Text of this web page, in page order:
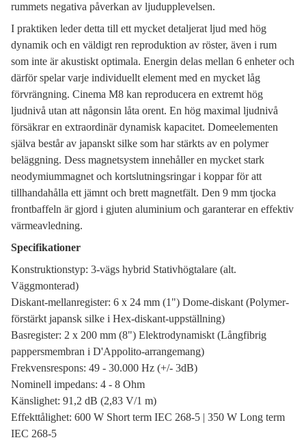
rummets negativa påverkan av ljudupplevelsen.
I praktiken leder detta till ett mycket detaljerat ljud med hög
dynamik och en väldigt ren reproduktion av röster, även i rum
som inte är akustiskt optimala. Energin delas mellan 6 enheter och
därför spelar varje individuellt element med en mycket låg
förvrängning. Cinema M8 kan reproducera en extremt hög
ljudnivå utan att någonsin låta orent. En hög maximal ljudnivå
försäkrar en extraordinär dynamisk kapacitet. Domeelementen
själva består av japanskt silke som har stärkts av en polymer
beläggning. Dess magnetsystem innehåller en mycket stark
neodymiummagnet och kortslutningsringar i koppar för att
tillhandahålla ett jämnt och brett magnetfält. Den 9 mm tjocka
frontbaffeln är gjord i gjuten aluminium och garanterar en effektiv
värmeavledning.
Specifikationer
Konstruktionstyp: 3-vägs hybrid Stativhögtalare (alt.
Väggmonterad)
Diskant-mellanregister: 6 x 24 mm (1") Dome-diskant (Polymer-
förstärkt japansk silke i Hex-diskant-uppställning)
Basregister: 2 x 200 mm (8") Elektrodynamiskt (Långfibrig
pappersmembran i D'Appolito-arrangemang)
Frekvensrespons: 49 - 30.000 Hz (+/- 3dB)
Nominell impedans: 4 - 8 Ohm
Känslighet: 91,2 dB (2,83 V/1 m)
Effekttålighet: 600 W Short term IEC 268-5 | 350 W Long term
IEC 268-5